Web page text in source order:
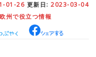
01-26 更新日: 2023-03-04
欧州で役立つ情報